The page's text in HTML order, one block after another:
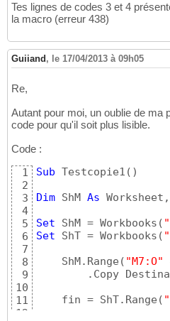
Tes lignes de codes 3 et 4
la macro (erreur 438)
Guiiand , le 17/04/2013 à 09h05
Re,
Autant pour moi, un oublie de ma
code pour qu'il soit plus lisible.
Code :
1
2
3
4
5
6
7
8
9
10
11
12
Sub Testcopie1 ( )
Dim ShM As
Set ShM = Workbooks (
Set ShT = Workbooks (
    ShM.Range
( "M7:O"
.Copy
    fin = ShT.Range
(